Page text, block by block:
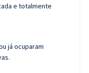
e totalmente
já ocuparam